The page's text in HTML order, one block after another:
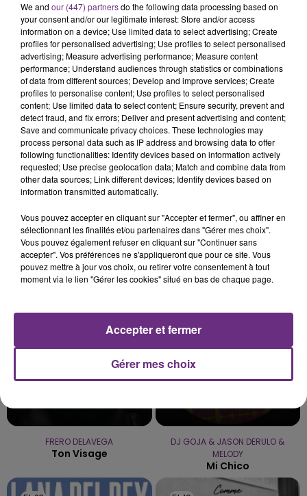
LA CENTRALE NUCLÉAIRE DE CHOOZ
TOUJOURS À L'ARRÊT
Cela fait déjà une semaine que la centrale
nucléaire ardennaise est à l'arrêt. Une situation
justifiée par la sécheresse intense qui est toujours
présente.
LE MAGASIN JOUÉCLUB DE REIMS FERME
SES PORTES
C'était l'une des institutions du centre-ville
rémois. Le magasin JouéClub est contraint de
fermer ses portes.
TITRES DIFFUSÉS
FRERO DELAVEGA
Ton Visage
DJ GOJA & JASON DERULO &
MELODY
Mi Chico
We and our (447) partnersdo the following data processing based on
your consent and/or our legitimate interest: Store and/or access
information on a device; Use limited data to select advertising; Create
profiles for personalised advertising; Use profiles to select personalised
advertising; Measure advertising performance; Measure content
performance; Understand audiences through statistics or combinations
of data from different sources; Develop and improve services; Create
profiles to personalise content; Use profiles to select personalised
content; Use limited data to select content; Ensure security, prevent and
detect fraud, and fix errors; Deliver and present advertising and content;
Save and communicate privacy choices. These technologies may
process personal data such as IP address and browsing data to offer
following functionalities: Identify devices based on information actively
requested; Use precise geolocation data; Match and combine data from
other data sources; Link different devices; Identify devices based on
information transmitted automatically.
Vous pouvez accepter en cliquant sur "Accepter et fermer", ou affiner en
sélectionnant les finalités et/ou partenaires dans "Gérer mes choix".
Vous pouvez également refuser en cliquant sur "Continuer sans
accepter". Vos préférences ne s'appliqueront que pour ce site. Vous
pouvez mettre à jour vos choix, ou retirer votre consentement à tout
moment via le lien "Gérer les cookies" situé en bas de chaque page.
Gérer mes choix
Accepter et fermer